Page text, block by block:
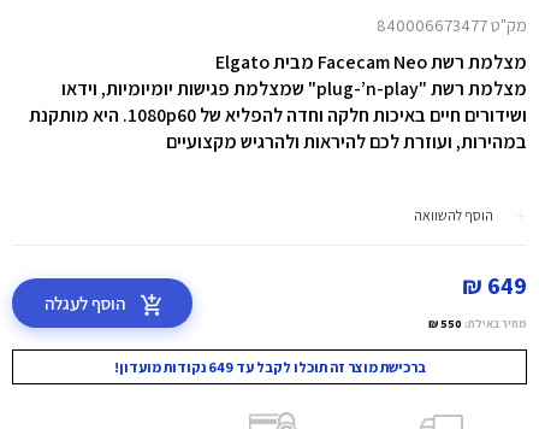
מק"ט 840006673477
מצלמת רשת Facecam Neo מבית Elgato
מצלמת רשת "plug-’n-play" שמצלמת פגישות יומיומיות, וידאו
ושידורים חיים באיכות חלקה וחדה להפליא של 1080p60. היא מותקנת
במהירות, ועוזרת לכם להיראות ולהרגיש מקצועיים
הוסף להשוואה
649 ₪
מחיר באילת: 550 ₪
הוסף לעגלה
ברכישת מוצר זה תוכלו לקבל עד 649 נקודות מועדון!